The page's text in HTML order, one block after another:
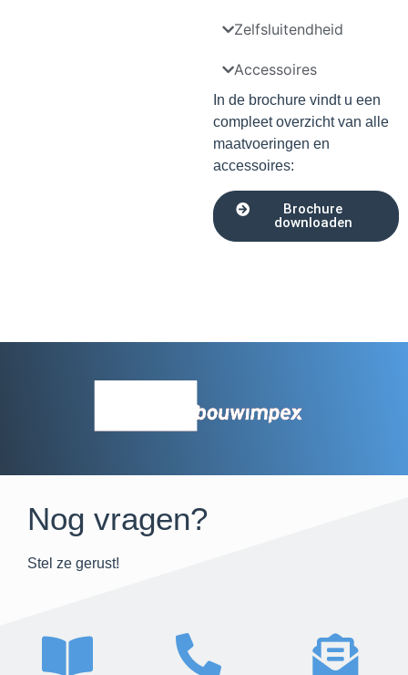
Zelfsluitendheid
Accessoires
In de brochure vindt u een
compleet overzicht van alle
maatvoeringen en
accessoires:
Brochure
downloaden
Nog vragen?
Stel ze gerust!